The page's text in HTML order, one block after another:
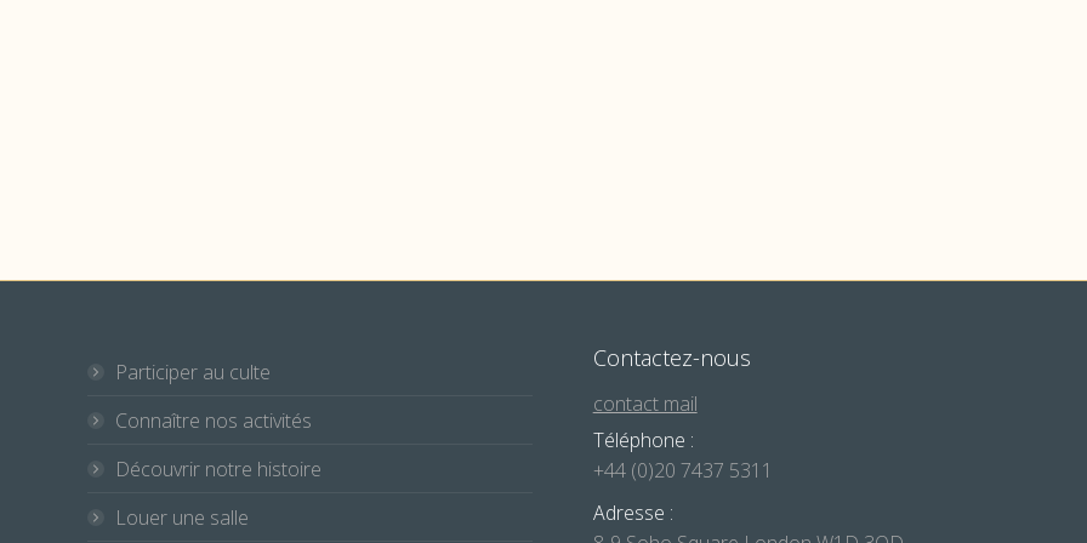
Participer au culte
Connaître nos activités
Découvrir notre histoire
Louer une salle
Contactez-nous
contact mail
Téléphone :
+44 (0)20 7437 5311
Adresse :